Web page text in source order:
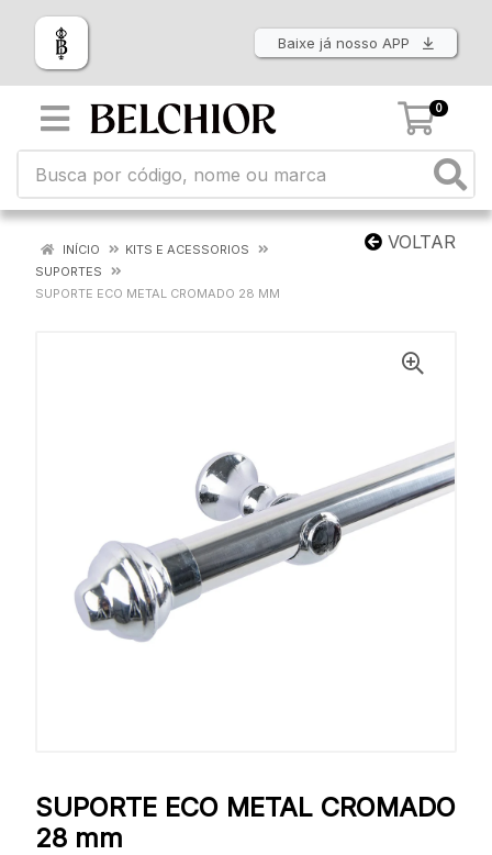
Baixe já nosso APP
0
VOLTAR
INÍCIO
KITS E ACESSORIOS
SUPORTES
SUPORTE ECO METAL CROMADO 28 MM
SUPORTE ECO METAL CROMADO
28 mm